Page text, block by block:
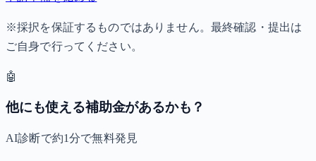
※採択を保証するものではありません。最終確認・提出は
ご自身で行ってください。
🤖
他にも使える補助金があるかも？
AI診断で約1分で無料発見